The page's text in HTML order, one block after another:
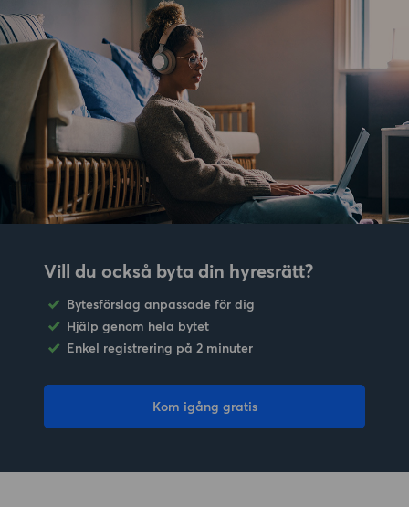
Vill du också byta din hyresrätt?
Bytesförslag anpassade för dig
Hjälp genom hela bytet
Enkel registrering på 2 minuter
Kom igång gratis